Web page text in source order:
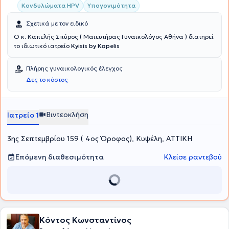
Κονδυλώματα HPV
Υπογονιμότητα
Σχετικά με τον ειδικό
Ο κ. Καπελής Σπύρος ( Μαιευτήρας Γυναικολόγος Αθήνα ) διατηρεί
το ιδιωτικό ιατρείο Kyisis by Kapelis
Πλήρης γυναικολογικός έλεγχος
Δες το κόστος
Ιατρείο 1 Βιντεοκλήση
3ης Σεπτεμβρίου 159 ( 4ος Όροφος), Κυψέλη, ΑΤΤΙΚΗ
Επόμενη διαθεσιμότητα
Κλείσε ραντεβού
Κόντος Κωνσταντίνος